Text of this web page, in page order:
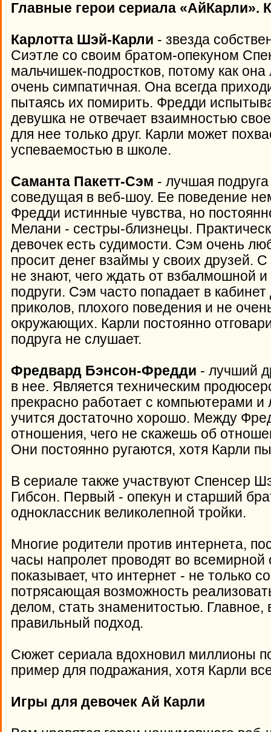
Главные герои сериала «АйКарли».
Карлотта Шэй-Карли - звезда
Сиэтле со своим братом-опекуном
мальчишек-подростков, потому как
очень симпатичная. Она всегда
пытаясь их помирить. Фредди
девушка не отвечает взаимностью
для нее только друг. Карли может
успеваемостью в школе.
Саманта Пакетт-Сэм - лучшая
соведущая в веб-шоу. Ее поведение
Фредди истинные чувства, но
Мелани - сестры-близнецы.
девочек есть судимости. Сэм очень
просит денег взаймы у своих друзей.
не знают, чего ждать от взбалмошной
подруги. Сэм часто попадает в
приколов, плохого поведения и не
окружающих. Карли постоянно
подруга не слушает.
Фредвард Бэнсон-Фредди - лучший
в нее. Является техническим
прекрасно работает с компьютерами
учится достаточно хорошо. Между
отношения, чего не скажешь об
Они постоянно ругаются, хотя Карли
В сериале также участвуют Спенсер
Гибсон. Первый - опекун и старший
одноклассник великолепной тройки.
Многие родители против интернета,
часы напролет проводят во
показывает, что интернет - не только
потрясающая возможность
делом, стать знаменитостью. Главное,
правильный подход.
Сюжет сериала вдохновил миллионы
пример для подражания, хотя Карли
Игры для девочек Ай Карли